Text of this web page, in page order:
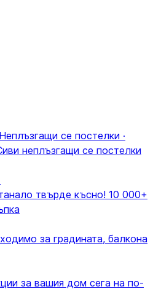
Неплъзгащи се постелки ·
неплъзгащи се постелки
твърде късно! 10 000+
за градината, балкона
за вашия дом сега на по-